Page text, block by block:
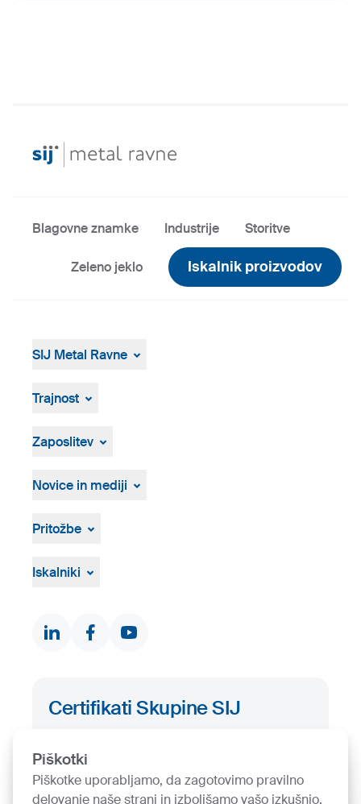
Piškotki
Piškotke uporabljamo, da zagotovimo pravilno
delovanje naše strani in izboljšamo vašo izkušnjo.
Blagovne znamke Industrije Storitve
Zeleno jeklo Iskalnik proizvodov
SIJ Metal Ravne
Skupina SIJ
Proizvodnja in tehnologija
Osebna izkaznica
Trajnost
ResponsibleSteel
Zaposlitev
Postopek zaposlovanja
Novice in mediji
Medijsko središče
Pritožbe
Žvižgaštvo
Iskalniki
Iskalnik proizvodov
Certifikati Skupine SIJ